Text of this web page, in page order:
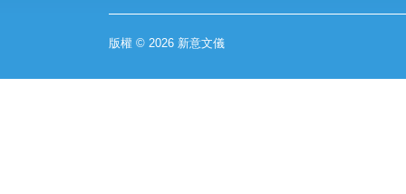
版權 © 2026 新意文儀